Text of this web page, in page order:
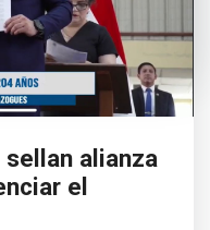
alianza
el